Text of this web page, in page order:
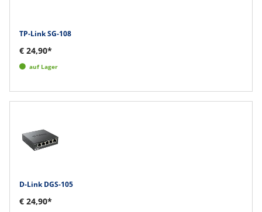
TP-Link SG-108
€ 24,90*
auf Lager
D-Link DGS-105
€ 24,90*